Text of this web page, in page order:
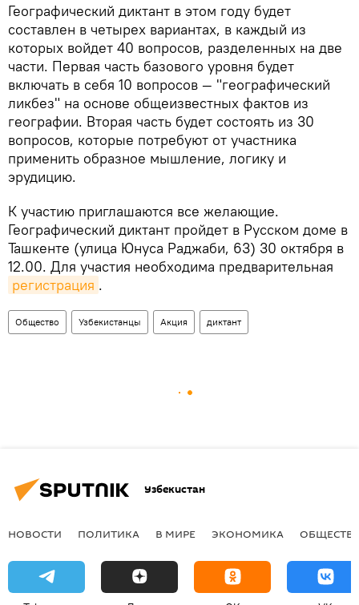
Географический диктант в этом году будет
составлен в четырех вариантах, в каждый из
которых войдет 40 вопросов, разделенных на две
части. Первая часть базового уровня будет
включать в себя 10 вопросов — "географический
ликбез" на основе общеизвестных фактов из
географии. Вторая часть будет состоять из 30
вопросов, которые потребуют от участника
применить образное мышление, логику и
эрудицию.
К участию приглашаются все желающие.
Географический диктант пройдет в Русском доме в
Ташкенте (улица Юнуса Раджаби, 63) 30 октября в
12.00. Для участия необходима предварительная
регистрация .
Общество Узбекистанцы Акция диктант
Узбекистан
НОВОСТИ ПОЛИТИКА В МИРЕ ЭКОНОМИКА